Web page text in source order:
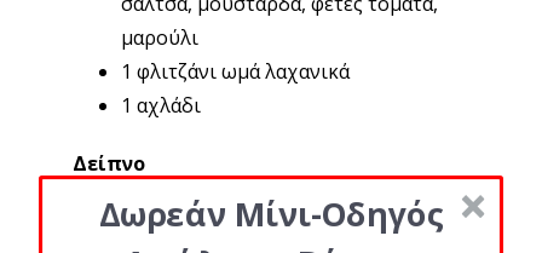
μαρούλι
1 φλιτζάνι ωμά λαχανικά
1 αχλάδι
Δείπνο
120 γρ. σολωμό ψητό
Δωρεάν Μίνι-Οδηγός